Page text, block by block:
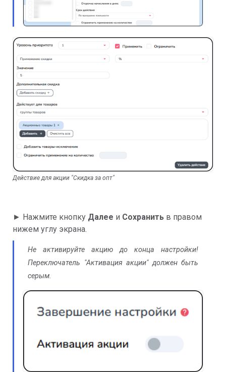
Действие для акции "Скидка за опт"
► Нажмите кнопку Далее и Сохранить в правом
нижем углу экрана.
Не активируйте акцию до конца настройки!
Переключатель "Активация акции" должен быть
серым.